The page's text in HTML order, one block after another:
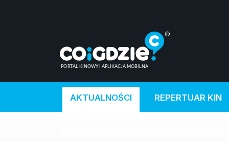
AKTUALNOŚCI REPERTUAR KIN